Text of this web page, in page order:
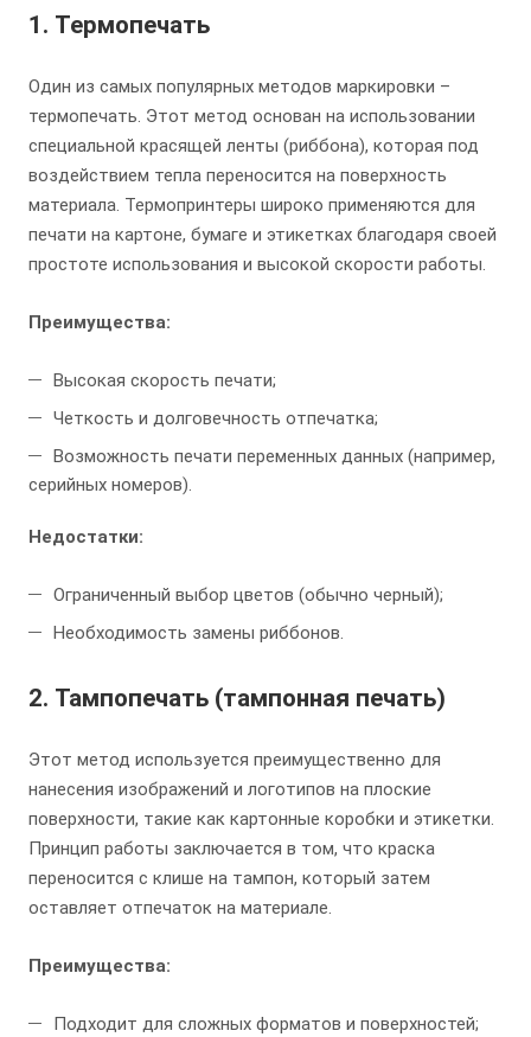
1. Термопечать
Один из самых популярных методов маркировки –
термопечать. Этот метод основан на использовании
специальной красящей ленты (риббона), которая под
воздействием тепла переносится на поверхность
материала. Термопринтеры широко применяются для
печати на картоне, бумаге и этикетках благодаря своей
простоте использования и высокой скорости работы.
Преимущества:
Высокая скорость печати;
Четкость и долговечность отпечатка;
Возможность печати переменных данных (например,
серийных номеров).
Недостатки:
Ограниченный выбор цветов (обычно черный);
Необходимость замены риббонов.
2. Тампопечать (тампонная печать)
Этот метод используется преимущественно для
нанесения изображений и логотипов на плоские
поверхности, такие как картонные коробки и этикетки.
Принцип работы заключается в том, что краска
переносится с клише на тампон, который затем
оставляет отпечаток на материале.
Преимущества:
Подходит для сложных форматов и поверхностей;